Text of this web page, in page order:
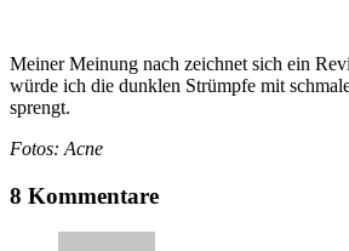
Meiner Meinung nach zeichnet sich ein
würde ich die dunklen Strümpfe mit
sprengt.
Fotos: Acne
8 Kommentare